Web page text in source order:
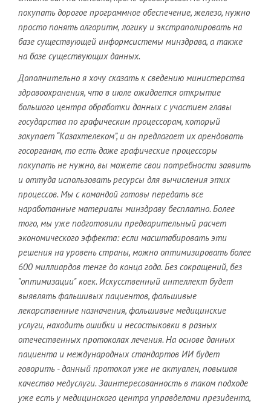
покупать дорогое программное обеспечение, железо, нужно
просто понять алгоритм, логику и экстраполировать на
базе существующей информсистемы минздрава, а также
на базе существующих данных.
Дополнительно я хочу сказать к сведению министерства
здравоохранения, что в июле ожидается открытие
большого центра обработки данных с участием главы
государства по графическим процессорам, который
закупает “Казахтелеком”, и он предлагает их арендовать
госорганам, то есть даже графические процессоры
покупать не нужно, вы можете свои потребности заявить
и оттуда использовать ресурсы для вычисления этих
процессов. Мы с командой готовы передать все
наработанные материалы минздраву бесплатно. Более
того, мы уже подготовили предварительный расчет
экономического эффекта: если масштабировать эти
решения на уровень страны, можно оптимизировать более
600 миллиардов тенге до конца года. Без сокращений, без
"оптимизации" коек. Искусственный интеллект будет
выявлять фальшивых пациентов, фальшивые
лекарственные назначения, фальшивые медицинские
услуги, находить ошибки и несостыковки в разных
отечественных протоколах лечения. На основе данных
пациента и международных стандартов ИИ будет
говорить - данный протокол уже не актуален, повышая
качество медуслуги. Заинтересованность в таком подходе
уже есть у медицинского центра управделами президента,